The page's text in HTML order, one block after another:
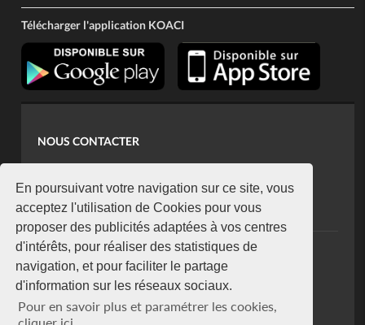
En poursuivant votre navigation sur ce site, vous
acceptez l'utilisation de Cookies pour vous
proposer des publicités adaptées à vos centres
d'intérêts, pour réaliser des statistiques de
navigation, et pour faciliter le partage
d'information sur les réseaux sociaux.
Pour en savoir plus et paramétrer les cookies,
Télécharger l'application KOACI
NOUS CONTACTER
koaci@yahoo.fr
+225 07 08 85 52 93
NEWSLETTER
Restez connecté via notre newsletter
S'abonner
Se désabonner